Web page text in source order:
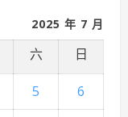
2025 年 7 月
六 日
5
6